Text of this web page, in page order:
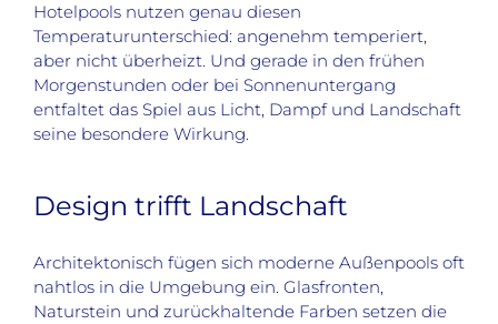
Hotelpools nutzen genau diesen
Temperaturunterschied: angenehm temperiert,
aber nicht überheizt. Und gerade in den frühen
Morgenstunden oder bei Sonnenuntergang
entfaltet das Spiel aus Licht, Dampf und Landschaft
seine besondere Wirkung.
Design trifft Landschaft
Architektonisch fügen sich moderne Außenpools oft
nahtlos in die Umgebung ein. Glasfronten,
Naturstein und zurückhaltende Farben setzen die